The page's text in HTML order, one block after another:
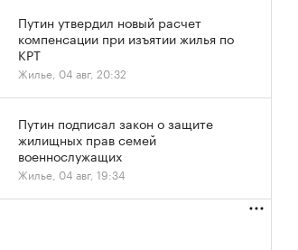
Путин утвердил новый расчет
компенсации при изъятии жилья по
КРТ
Жилье, 04 авг, 20:32
Путин подписал закон о защите
жилищных прав семей
военнослужащих
Жилье, 04 авг, 19:34